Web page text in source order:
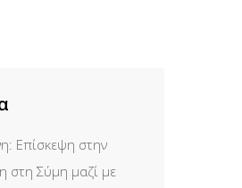
Επίσκεψη στην
στη Σύμη μαζί με